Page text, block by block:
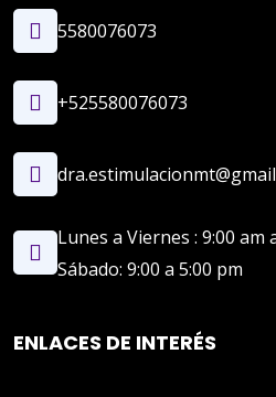
5580076073
+525580076073
Lunes a Viernes : 9:00 am
Sábado: 9:00 a 5:00 pm
ENLACES DE INTERÉS